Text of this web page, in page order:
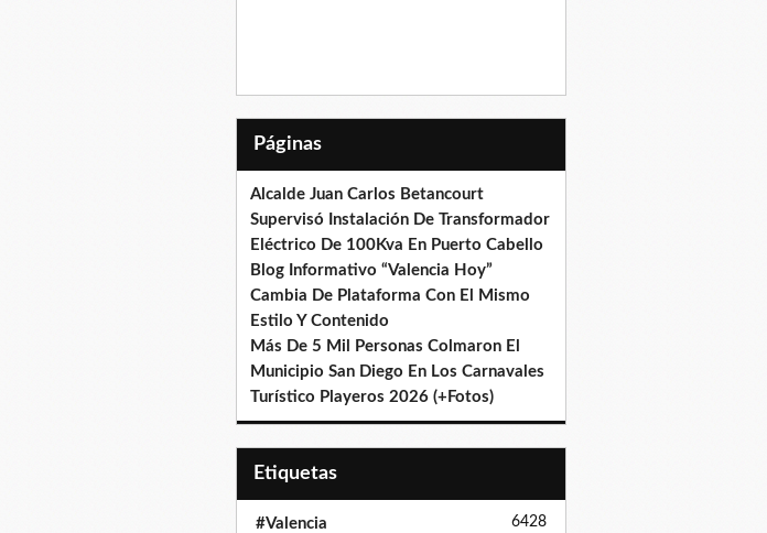
Páginas
Alcalde Juan Carlos Betancourt
Supervisó Instalación De Transformador
Eléctrico De 100Kva En Puerto Cabello
Blog Informativo “Valencia Hoy”
Cambia De Plataforma Con El Mismo
Estilo Y Contenido
Más De 5 Mil Personas Colmaron El
Municipio San Diego En Los Carnavales
Turístico Playeros 2026 (+Fotos)
Etiquetas
#Valencia 6428